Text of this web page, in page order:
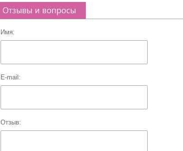
Отзывы и вопросы
Имя:
E-mail:
Отзыв: